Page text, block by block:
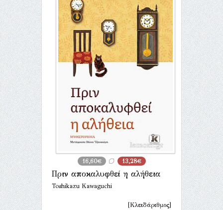
16,60€ 13,28€
Πριν αποκαλυφθεί η αλήθεια
Toshikazu Kawaguchi
[Κλειδάριθμος]